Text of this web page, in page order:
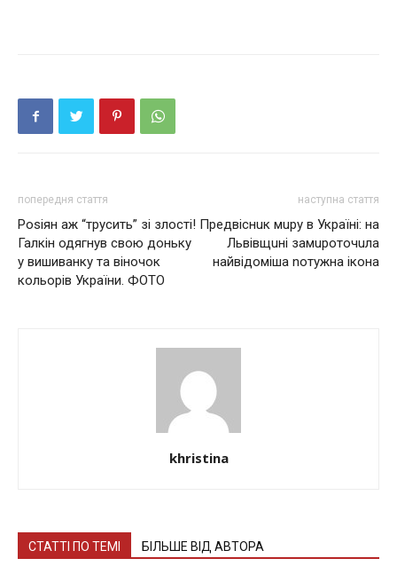
попередня стаття
Роsiян аж “трусить” зі злості!
Галкін одягнув свою доньку
у вишивaнку та віночок
кольорів України. ФОТО
наступна стаття
Предвіснuк мuру в Україні: на
Львівщuні замuроточuла
нaйвідомішa nотужнa ікoнa
khristina
СТАТТІ ПО ТЕМІ БІЛЬШЕ ВІД АВТОРА